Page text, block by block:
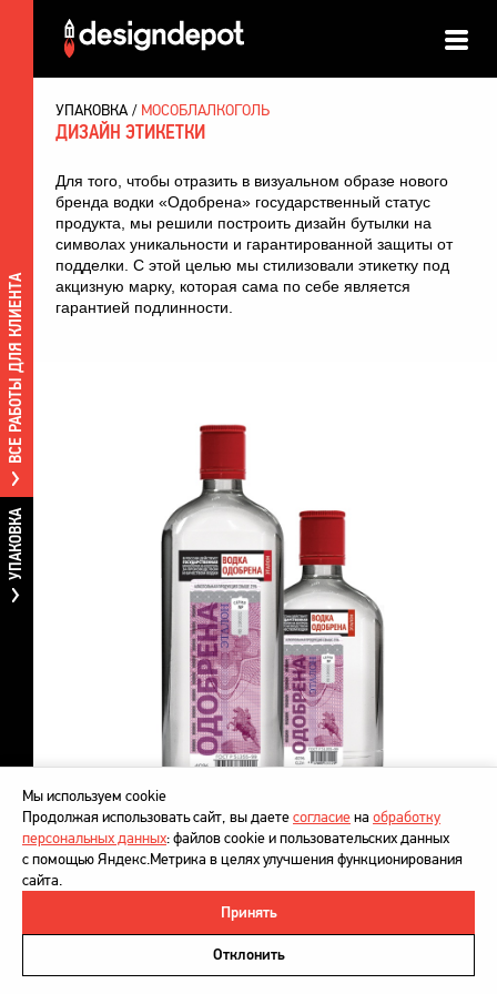
ВСЕ РАБОТЫ ДЛЯ КЛИЕНТА
УПАКОВКА
УПАКОВКА МОСОБЛАЛКОГОЛЬ
ДИЗАЙН ЭТИКЕТКИ
Для того, чтобы отразить в визуальном образе нового
бренда водки «Одобрена» государственный статус
продукта, мы решили построить дизайн бутылки на
символах уникальности и гарантированной защиты от
подделки. С этой целью мы стилизовали этикетку под
акцизную марку, которая сама по себе является
гарантией подлинности.
Политика в отношении обработки персональных данных
Напишите нам
Мы используем cookie
Продолжая использовать сайт, вы даетесогласиена обработку
персональных данных: файлов cookie и пользовательских данных
с помощью Яндекс.Метрика в целях улучшения функционирования
сайта.
Принять
Отклонить